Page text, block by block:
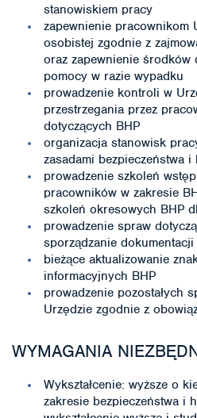
stanowiskiem pracy
zapewnienie
osobistej zgodnie z
oraz zapewnienie środków
pomocy w razie wypadku
prowadzenie kontroli w
przestrzegania przez
dotyczących BHP
organizacja stanowisk
zasadami bezpieczeństwa
prowadzenie szkoleń
pracowników w zakresie
szkoleń okresowych BHP
prowadzenie spraw
sporządzanie
bieżące aktualizowanie
informacyjnych BHP
prowadzenie pozostałych
Urzędzie zgodnie z
WYMAGANIA
Wykształcenie: wyższe o
zakresie bezpieczeństwa i